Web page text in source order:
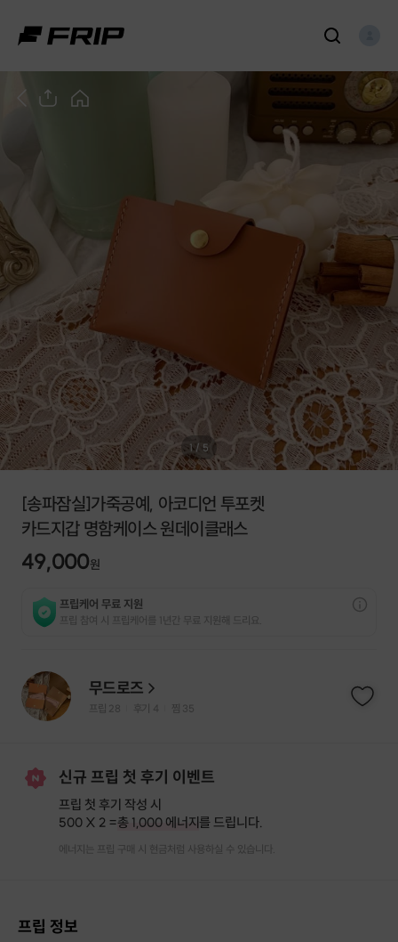
1/ 5
[송파잠실]가죽공예, 아코디언 투포켓
카드지갑 명함케이스 원데이클래스
49,000원
프립케어 무료 지원
프립 참여 시 프립케어를 1년간 무료 지원해 드리요.
무드로즈
프립 28 후기 4 찜 35
신규 프립 첫 후기 이벤트
프립 첫 후기 작성 시
500 X 2 =총 1,000 에너지를 드립니다.
에너지는 프립 구매 시 현금처럼 사용하실 수 있습니다.
프립 정보